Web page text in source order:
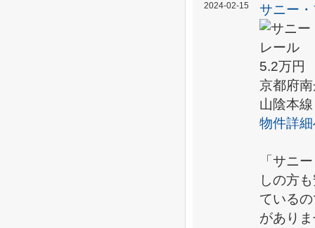
2024-02-15 サニー
5.2万円
京都府
山陰本
物件詳
「サニ
しの方
ている
があり